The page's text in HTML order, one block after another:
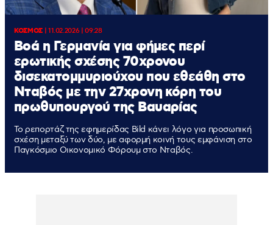
ΚΟΣΜΟΣ| 11.02.2026 | 09:28
Bοά η Γερμανία για φήμες περί
ερωτικής σχέσης 70χρονου
δισεκατομμυριούχου που εθεάθη στο
Νταβός με την 27χρονη κόρη του
πρωθυπουργού της Βαυαρίας
Το ρεπορτάζ της εφημερίδας Bild κάνει λόγο για προσωπική
σχέση μεταξύ των δύο, με αφορμή κοινή τους εμφάνιση στο
Παγκόσμιο Οικονομικό Φόρουμ στο Νταβός.